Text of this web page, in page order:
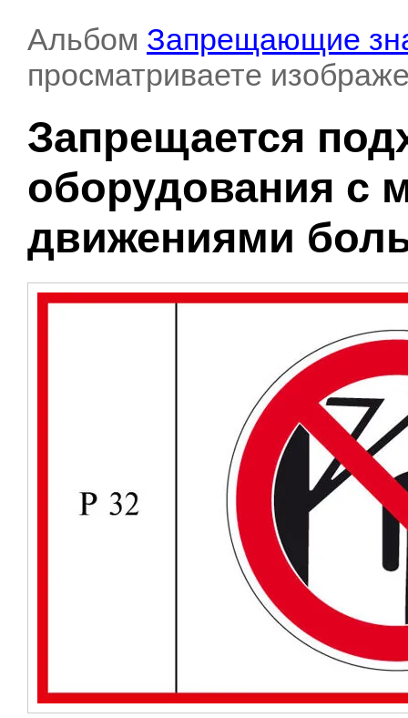
Альбом Запрещающие
просматриваете
Запрещается
оборудования с
движениями